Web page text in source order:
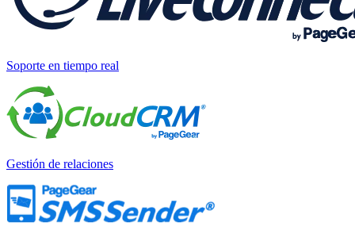
Soporte en tiempo real
Gestión de relaciones